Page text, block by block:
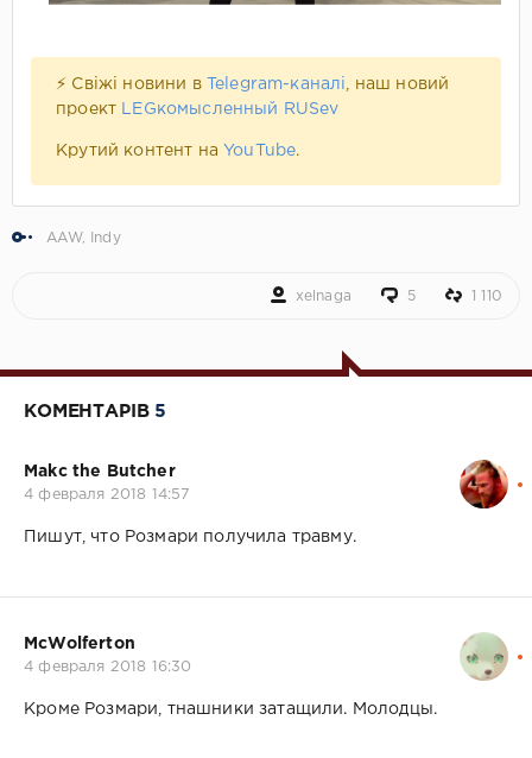
⚡ Свіжі новини в Telegram-каналі
, наш новий
проект
LEGкомысленный RUSev
Крутий контент на YouTube.
AAW, Indy
xelnaga 5 1 110
КОМЕНТАРІВ5
Makc the Butcher
4 февраля 2018 14:57
Пишут, что Розмари получила травму.
McWolferton
4 февраля 2018 16:30
Кроме Розмари, тнашники затащили. Молодцы.